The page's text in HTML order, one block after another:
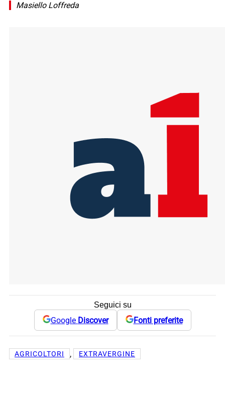
Masiello Loffreda
Seguici su
Google Discover Fonti preferite
AGRICOLTORI , EXTRAVERGINE